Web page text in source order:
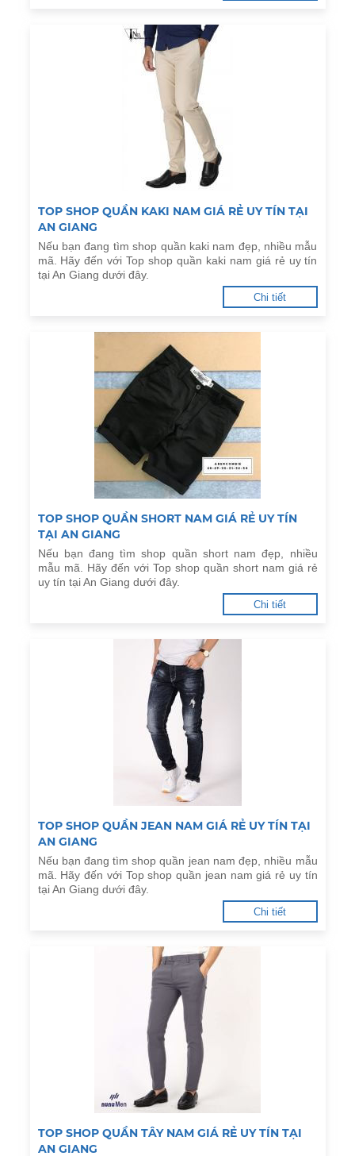
TOP SHOP QUẦN KAKI NAM GIÁ RẺ UY TÍN TẠI
AN GIANG
Nếu bạn đang tìm shop quần kaki nam đẹp, nhiều mẫu
mã. Hãy đến với Top shop quần kaki nam giá rẻ uy tín
tại An Giang dưới đây.
Chi tiết
TOP SHOP QUẦN SHORT NAM GIÁ RẺ UY TÍN
TẠI AN GIANG
Nếu bạn đang tìm shop quần short nam đẹp, nhiều
mẫu mã. Hãy đến với Top shop quần short nam giá rẻ
uy tín tại An Giang dưới đây.
Chi tiết
TOP SHOP QUẦN JEAN NAM GIÁ RẺ UY TÍN TẠI
AN GIANG
Nếu bạn đang tìm shop quần jean nam đẹp, nhiều mẫu
mã. Hãy đến với Top shop quần jean nam giá rẻ uy tín
tại An Giang dưới đây.
Chi tiết
TOP SHOP QUẦN TÂY NAM GIÁ RẺ UY TÍN TẠI
AN GIANG